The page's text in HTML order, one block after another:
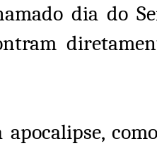
dia do
apocalipse,